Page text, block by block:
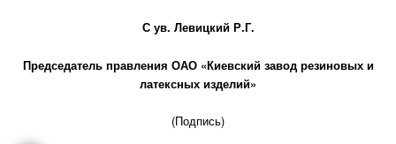
С ув. Левицкий Р.Г.
Председатель правления ОАО «Киевский завод резиновых и
латексных изделий»
(Подпись)